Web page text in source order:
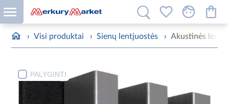
› Visi produktai › Sienų lentjuostės › Akustinės
PALYGINTI